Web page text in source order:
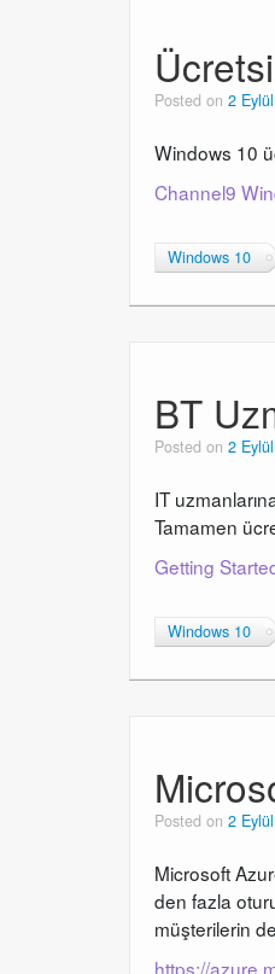
Posted on 2
Windows 10
Channel9
Windows 10
BT
Posted on 2
IT
Tamamen
Getting
Windows 10
Posted on 2
Microsoft
den fazla
müşterilerin
https://